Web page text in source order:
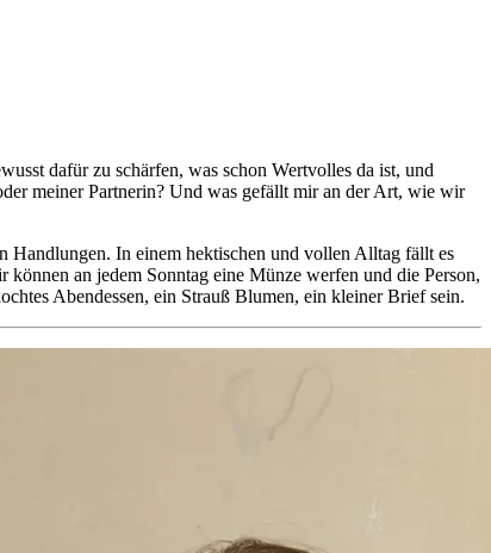
dafür zu schärfen, was schon Wertvolles da ist, und
meiner Partnerin? Und was gefällt mir an der Art, wie wir
Handlungen. In einem hektischen und vollen Alltag fällt es
an jedem Sonntag eine Münze werfen und die Person,
Abendessen, ein Strauß Blumen, ein kleiner Brief sein.